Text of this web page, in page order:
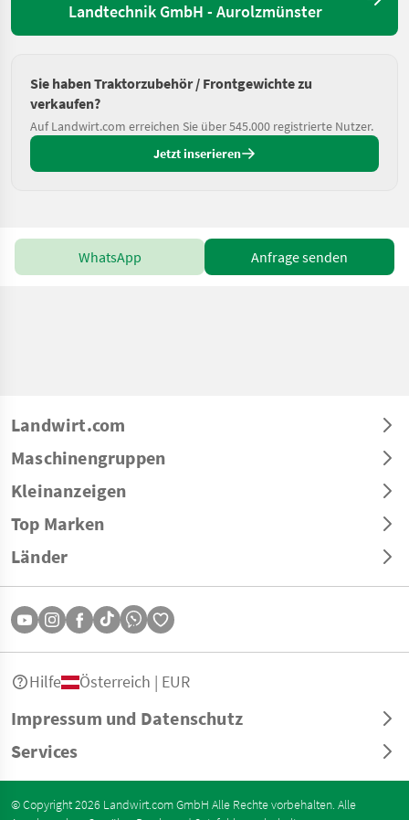
Landtechnik GmbH - Aurolzmünster
Sie haben Traktorzubehör / Frontgewichte zu
verkaufen?
Auf Landwirt.com erreichen Sie über 545.000 registrierte Nutzer.
Jetzt inserieren
WhatsApp Anfrage senden
Landwirt.com
Maschinengruppen
Kleinanzeigen
Top Marken
Länder
Impressum und Datenschutz
Services
Hilfe Österreich | EUR
© Copyright 2026 Landwirt.com GmbH Alle Rechte vorbehalten. Alle